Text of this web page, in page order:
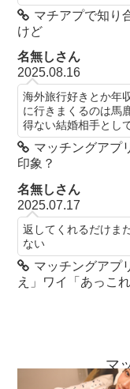
マチアプで知り
けど
名無しさん
2025.08.16
海外旅行好きとか年
に行きまくるのは馬
得ない結婚相手とし
マッチングアプ
印象？
名無しさん
2025.07.17
返してくれるだけま
ない
マッチングアプ
え」ワイ「あっこ
マ